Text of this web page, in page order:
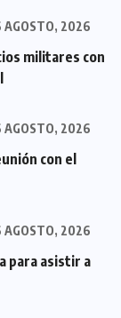
AGOSTO, 2026
militares con
AGOSTO, 2026
con el
AGOSTO, 2026
para asistir a